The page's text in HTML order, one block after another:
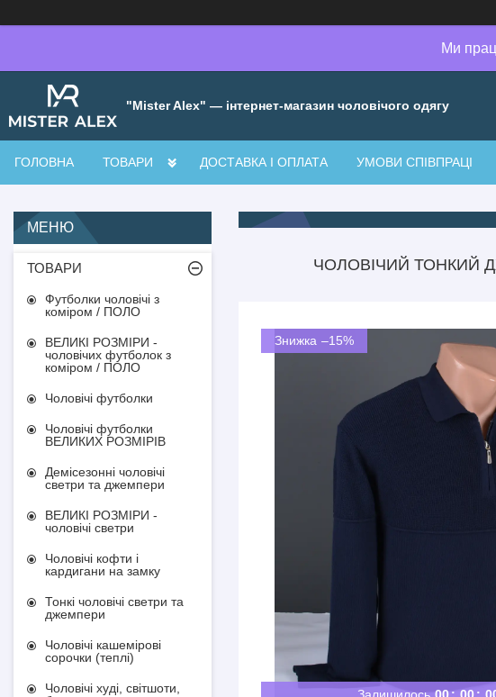
Ми
"Mister Alex" — інтернет-магазин чоловічого одягу
ГОЛОВНА ТОВАРИ ДОСТАВКА І ОПЛАТА УМОВИ СПІВПРАЦІ
ЧОЛОВІЧИЙ ТОНКИЙ
Залишилось 00 00 0
–15%
ТОВАРИ
Футболки чоловічі з
коміром / ПОЛО
ВЕЛИКІ РОЗМІРИ -
чоловічих футболок з
коміром / ПОЛО
Чоловічі футболки
Чоловічі футболки
ВЕЛИКИХ РОЗМІРІВ
Демісезонні чоловічі
светри та джемпери
ВЕЛИКІ РОЗМІРИ -
чоловічі светри
Чоловічі кофти і
кардигани на замку
Тонкі чоловічі светри та
джемпери
Чоловічі кашемірові
сорочки (теплі)
Чоловічі худі, світшоти,